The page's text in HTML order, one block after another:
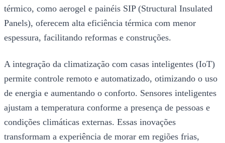
térmico, como aerogel e painéis SIP (Structural Insulated
Panels), oferecem alta eficiência térmica com menor
espessura, facilitando reformas e construções.
A integração da climatização com casas inteligentes (IoT)
permite controle remoto e automatizado, otimizando o uso
de energia e aumentando o conforto. Sensores inteligentes
ajustam a temperatura conforme a presença de pessoas e
condições climáticas externas. Essas inovações
transformam a experiência de morar em regiões frias,